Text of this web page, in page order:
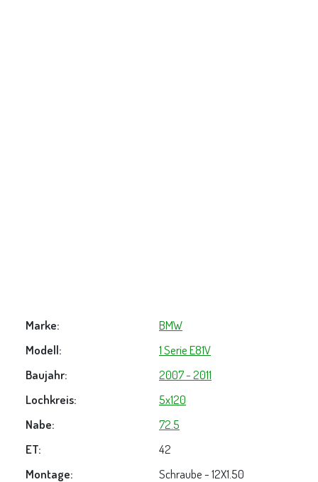
Marke:
BMW
Modell:
1 Serie E81V
Baujahr:
2007 - 2011
Lochkreis:
5x120
Nabe:
72.5
ET:
42
Montage:
Schraube - 12X1.50